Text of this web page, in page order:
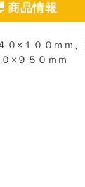
商品情報
０×１００ｍｍ
×９５０ｍｍ